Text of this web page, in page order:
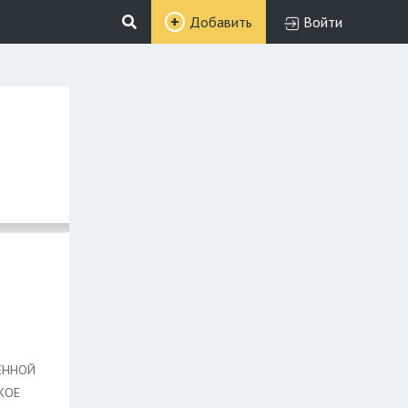
Добавить Войти